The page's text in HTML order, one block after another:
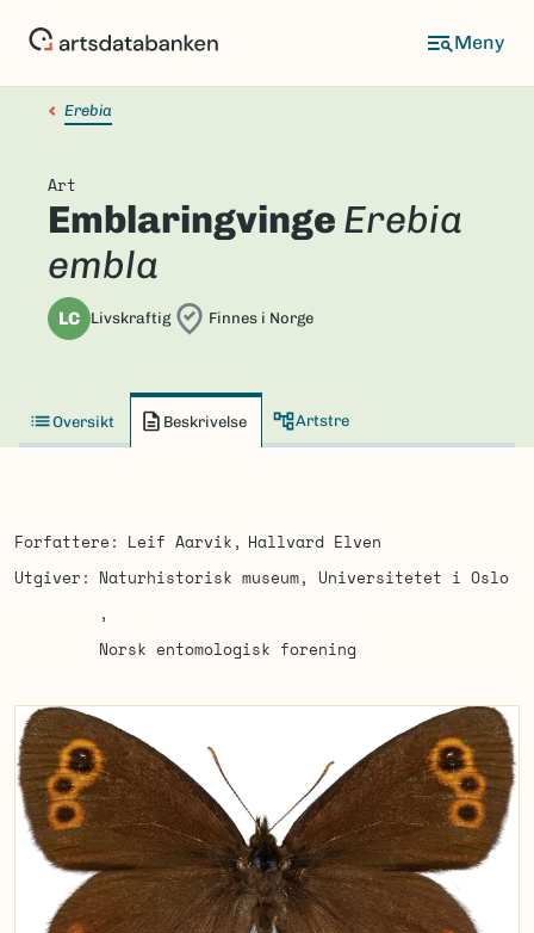
Erebia
Art
Emblaringvinge Erebia
embla
LC Livskraftig Finnes i Norge
Oversikt Beskrivelse Artstre
Forfattere Leif Aarvik
Hallvard Elven
Utgiver
Naturhistorisk museum, Universitetet i Oslo
Norsk entomologisk forening